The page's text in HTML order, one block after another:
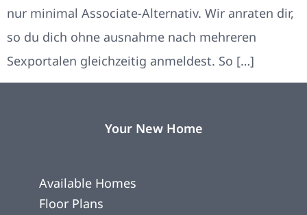
nur minimal Associate-Alternativ. Wir anraten dir,
so du dich ohne ausnahme nach mehreren
Sexportalen gleichzeitig anmeldest. So […]
Your New Home
Available Homes
Floor Plans